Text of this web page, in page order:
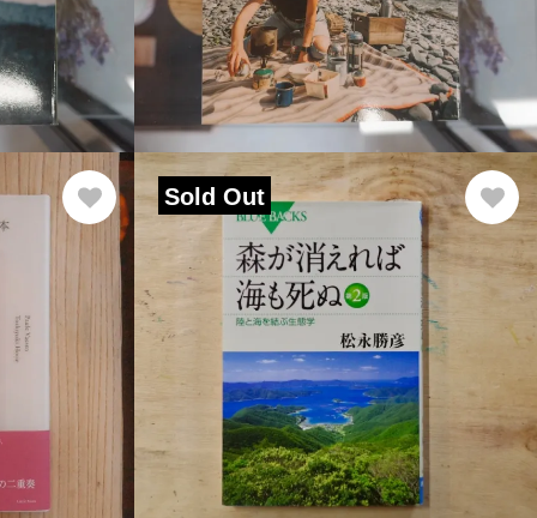
Sold Out